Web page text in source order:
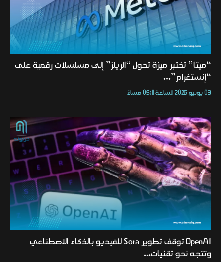
“ميتا” تختبر ميزة تحول “الريلز” إلى مسلسلات رقمية على
“إنستغرام”...
03 يونيو 2026 الساعة 05:11 مساءً
OpenAI توقف تطوير Sora للفيديو بالذكاء الاصطناعي
وتتجه نحو تقنيات...